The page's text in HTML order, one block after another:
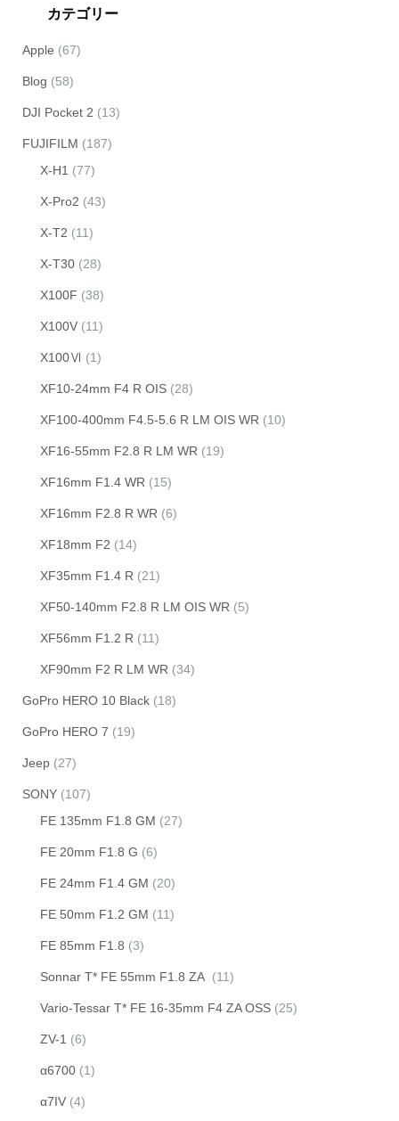
カテゴリー
Apple (67)
Blog (58)
DJI Pocket 2 (13)
FUJIFILM (187)
X-H1 (77)
X-Pro2 (43)
X-T2 (11)
X-T30 (28)
X100F (38)
X100V (11)
X100Ⅵ (1)
XF10-24mm F4 R OIS (28)
XF100-400mm F4.5-5.6 R LM OIS WR (10)
XF16-55mm F2.8 R LM WR (19)
XF16mm F1.4 WR (15)
XF16mm F2.8 R WR (6)
XF18mm F2 (14)
XF35mm F1.4 R (21)
XF50-140mm F2.8 R LM OIS WR (5)
XF56mm F1.2 R (11)
XF90mm F2 R LM WR (34)
GoPro HERO 10 Black (18)
GoPro HERO 7 (19)
Jeep (27)
SONY (107)
FE 135mm F1.8 GM (27)
FE 20mm F1.8 G (6)
FE 24mm F1.4 GM (20)
FE 50mm F1.2 GM (11)
FE 85mm F1.8 (3)
Sonnar T* FE 55mm F1.8 ZA (11)
Vario-Tessar T* FE 16-35mm F4 ZA OSS (25)
ZV-1 (6)
α6700 (1)
α7IV (4)